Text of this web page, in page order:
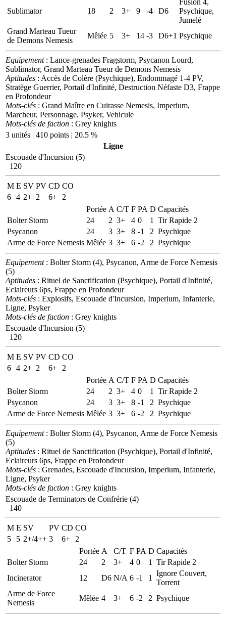
Sublimator 18 2 3+ 9 -4 D6
Psychique,
Jumelé
Grand Marteau Tueur
de Demons Nemesis
Mêlée 5 3+ 14 -3 D6+1 Psychique
Equipement: Lance-grenades Fragstorm, Psycanon Lourd,
Sublimator, Grand Marteau Tueur de Demons Nemesis
Aptitudes : Accès de Colère (Psychique), Endommagé 1-4 PV,
Stratège Guerrier, Portail d'Infinité, Destruction Néfaste D3, Frappe
en Profondeur
Mots-clés : Grand Maître en Cuirasse Nemesis, Imperium,
Marcheur, Personnage, Psyker, Vehicule
Mots-clés de faction : Grey knights
3 unités | 410 points | 20.5 %
Ligne
Escouade d'Incursion (5)
120
M E SV PV CD CO
6 4 2+ 2 6+
2
Portée A C/T F PA D Capacités
Bolter Storm
24 2 3+ 4 0 1
Tir Rapide 2
Psycanon
24 3 3+ 8 -1 2 Psychique
Arme de Force Nemesis Mêlée 3 3+ 6 -2 2 Psychique
Equipement: Bolter Storm (4), Psycanon, Arme de Force Nemesis
(5)
Aptitudes : Rituel de Sanctification (Psychique), Portail d'Infinité,
Eclaireurs 6ps, Frappe en Profondeur
Mots-clés : Explosifs, Escouade d'Incursion, Imperium, Infanterie,
Ligne, Psyker
Mots-clés de faction : Grey knights
Escouade d'Incursion (5)
120
M E SV PV CD CO
6 4 2+ 2 6+
2
Portée A C/T F PA D Capacités
Bolter Storm
24 2 3+ 4 0 1
Tir Rapide 2
Psycanon
24 3 3+ 8 -1 2 Psychique
Arme de Force Nemesis Mêlée 3 3+ 6 -2 2 Psychique
Equipement: Bolter Storm (4), Psycanon, Arme de Force Nemesis
(5)
Aptitudes : Rituel de Sanctification (Psychique), Portail d'Infinité,
Eclaireurs 6ps, Frappe en Profondeur
Mots-clés : Grenades, Escouade d'Incursion, Imperium, Infanterie,
Ligne, Psyker
Mots-clés de faction : Grey knights
Escouade de Terminators de Confrérie (4)
140
M E SV PV CD CO
5
5 2+/4++ 3 6+
2
Portée A C/T F PA D Capacités
Bolter Storm
24 2 3+ 4 0 1
Tir Rapide 2
Incinerator
12 D6 N/A 6 -1 1
Ignore Couvert,
Torrent
Arme de Force
Nemesis
Mêlée 4 3+ 6 -2 2 Psychique